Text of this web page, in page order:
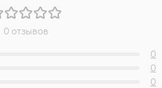
0 отзывов
0
0
0